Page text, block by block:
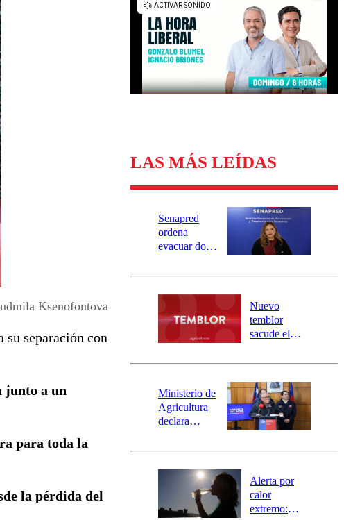
Universidad de Chile
Sustentabilidad
Ksenofontova
separación con
junto a un
para toda la
la pérdida del
LAS MÁS LEÍDAS
Senapred
ordena
evacuar dos
Carahue por
río Damas:
activa
mensajería
SAE
Nuevo
temblor
sacude el
revisa la
epicentro
Ministerio de
Agricultura
declara
agrícola para
Alerta por
calor
extremo: